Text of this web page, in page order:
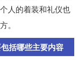
人的着装和礼仪也
。
括哪些主要内容